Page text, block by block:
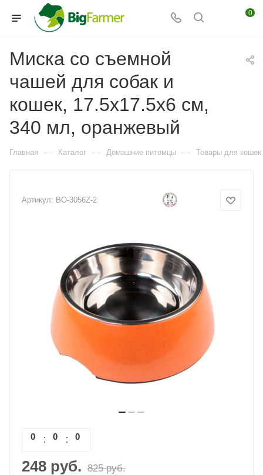
0
Миска со съемной
чашей для собак и
кошек, 17.5х17.5х6 см,
340 мл, оранжевый
Главная — Каталог — Домашние питомцы — Товары для кошек
Артикул: BO-3056Z-2
0 0 0
248 руб. 825руб.